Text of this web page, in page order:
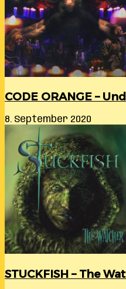
CODE ORANGE –
8. September 2020
STUCKFISH – The